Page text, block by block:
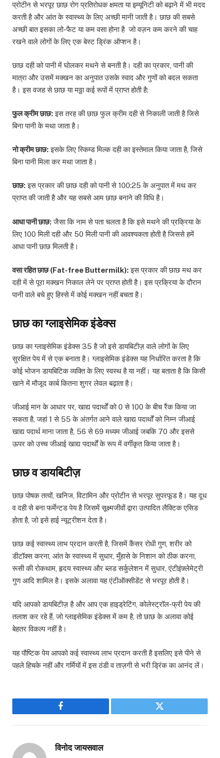
प्रोटीन से भरपूर छाछ रोग प्रतिरोधक क्षमता या इम्यूनिटी को बढ़ाने में भी मदद
करती है और आंत के स्वास्थ्य के लिए अच्छी मानी जाती है। छाछ की सबसे
अच्छी बात इसका लो-फैट या कम वसा होना है जो वज़न कम करने की चाह
रखने वाले लोगों के लिए एक बेस्ट ड्रिंक ऑप्शन है।
छाछ दही को पानी में घोलकर मथने से बनती है। दही का प्रकार, पानी की
मात्रा और उसमें मक्खन का अनुपात उसके स्वाद और गुणों को बदल सकता
है। इस वजह से छाछ या मठ्ठा कई रूपों में प्राप्त होती है:
फुल क्रीम छाछ:इस तरह की छाछ फुल क्रीम दही से निकाली जाती है जिसे
बिना पानी के मथा जाता है।
नो क्रीम छाछ:इसके लिए स्किम्ड मिल्क दही का इस्तेमाल किया जाता है, जिसे
बिना पानी मिला कर मथा जाता है।
छाछ:इस प्रकार की छाछ दही को पानी से 100:25 के अनुपात में मथ कर
प्राप्त की जाती है और यह सबसे आम छाछ बनाने की विधि है।
आधा पानी छाछ:जैसा कि नाम से पता चलता है कि इसे मथने की प्रक्रिया के
लिए 100 मिली दही और 50 मिली पानी की आवश्यकता होती है जिससे हमें
आधा पानी छाछ मिलती है।
वसा रहित छाछ (Fat-free Buttermilk):इस प्रकार की छाछ मथ कर
दही में से पूरा मक्खन निकाल लेने पर प्राप्त होती है। इस प्रक्रिया के दौरान
पानी वाले बचे हुए हिस्से में कोई मक्खन नहीं बचता है।
छाछ का ग्लाइसेमिक इंडेक्स
छाछ का ग्लाइसेमिक इंडेक्स 35 है जो इसे डायबिटीज़ वाले लोगों के लिए
सुरक्षित पेय में से एक बनाता है। ग्लाइसेमिक इंडेक्स यह निर्धारित करता है कि
कोई भोजन डायबिटिक व्यक्ति के लिए स्वस्थ है या नहीं। यह बताता है कि किसी
खाने में मौजूद कार्ब कितना शुगर लेवल बढ़ाता है।
जीआई मान के आधार पर, खाद्य पदार्थों को 0 से 100 के बीच रैंक किया जा
सकता है, जहां 1 से 55 के अंतर्गत आने वाले खाद्य पदार्थों को निम्न जीआई
खाद्य पदार्थ माना जाता है, 56 से 69 मध्यम जीआई जबकि 70 और इससे
ऊपर को उच्च जीआई खाद्य पदार्थों के रूप में वर्गीकृत किया जाता है।
छाछ व डायबिटीज़
छाछ पोषक तत्वों, खनिज, विटामिन और प्रोटीन से भरपूर सुपरफूड है। यह दूध
व दही से बना फर्मेन्टड पेय है जिसमें सूक्ष्मजीवों द्वारा उत्पादित लैक्टिक एसिड
होता है, जो इसे हाई न्यूट्रीशन देता है।
छाछ कई स्वास्थ्य लाभ प्रदान करती है, जिसमें कैंसर रोधी गुण, शरीर को
डीटॉक्स करना, आंत के स्वास्थ्य में सुधार, मुँहासे के निशान को ठीक करना,
रूसी की रोकथाम, हृदय स्वास्थ्य और ब्लड सर्कुलेशन में सुधार, एंटीइंफ़्लेमेट्री
गुण आदि शामिल है। इसके अलावा यह एंटीऑक्सीडेंट से भरपूर होती है।
यदि आपको डायबिटीज़ है और आप एक हाइड्रेटिंग, कोलेस्ट्रॉल-फ्री पेय की
तलाश कर रहे हैं, जो ग्लाइसेमिक इंडेक्स में कम है, तो छाछ के अलावा कोई
बेहतर विकल्प नहीं है।
यह पौष्टिक पेय आपको कई स्वास्थ्य लाभ प्रदान करती है इसलिए इसे पीने से
पहले हिचके नहीं और गर्मियों में इस ठंडी व ताज़गी से भरी ड्रिंक का आनंद लें।
Facebook Twitter
विनोद जायसवाल